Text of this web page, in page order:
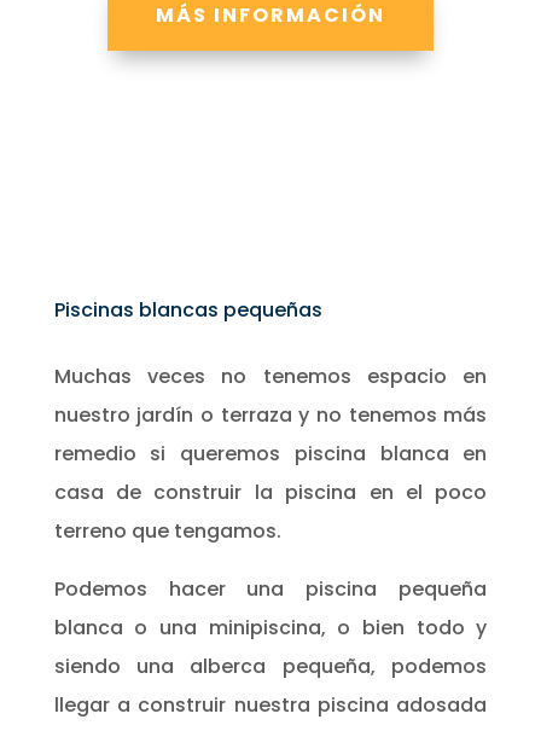
MÁS INFORMACIÓN
Piscinas blancas pequeñas
Muchas veces no tenemos espacio en
nuestro jardín o terraza y no tenemos más
remedio si queremos piscina blanca en
casa de construir la piscina en el poco
terreno que tengamos.
Podemos hacer una piscina pequeña
blanca o una minipiscina, o bien todo y
siendo una alberca pequeña, podemos
llegar a construir nuestra piscina adosada